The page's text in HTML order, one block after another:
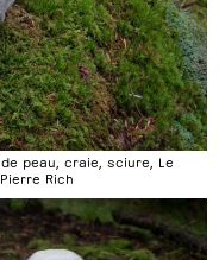
peau, craie, sciure, Le
Rich